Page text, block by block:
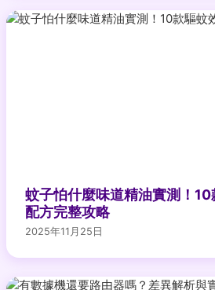
蚊子怕什麼味道精油實測！
配方完整攻略
2025年11月25日